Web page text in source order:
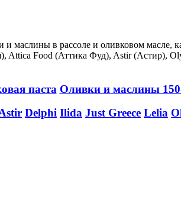
маслины в рассоле и оливковом масле,
Attica Food (Аттика Фуд), Astir (Астир),
паста Оливки и маслины
Delphi Ilida Just Greece Lelia